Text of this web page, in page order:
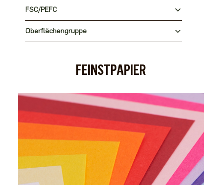
FSC/PEFC
Oberflächengruppe
FEINSTPAPIER